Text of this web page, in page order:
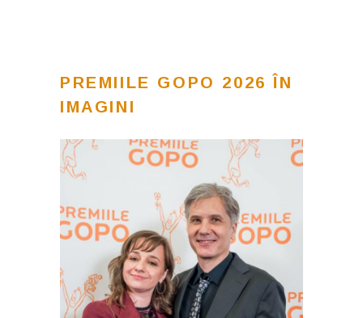
PREMIILE GOPO 2026 ÎN
IMAGINI